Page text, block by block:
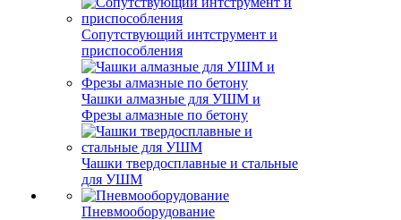
Сопутствующий интструмент и
приспособления
Чашки алмазные для УШМ и
Фрезы алмазные по бетону
Чашки твердосплавные и стальные
для УШМ
Пневмооборудование